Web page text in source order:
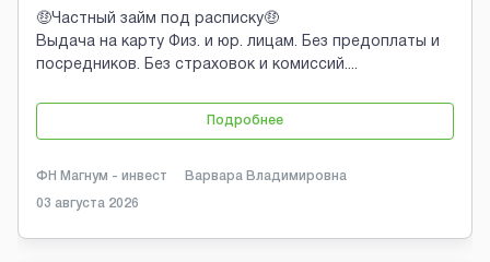
🤑Частный займ под расписку🤑
Выдача на карту Физ. и юр. лицам. Без предоплаты и
посредников. Без страховок и комиссий....
Подробнее
ФН Магнум - инвест Варвара Владимировна
03 августа 2026